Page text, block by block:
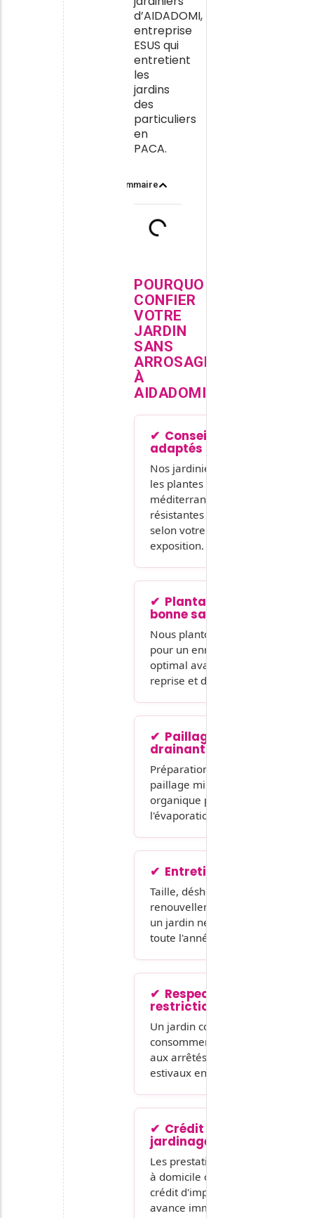
d’AIDADOMI,
entreprise
ESUS qui
entretient
les
jardins
des
particuliers
en
PACA.
Sommaire
POURQUOI
CONFIER
VOTRE
JARDIN
SANS
ARROSAGE
À
AIDADOMI
Conseil en végétaux
adaptés
Nos jardiniers sélectionnent
les plantes
méditerranéennes
résistantes à la sécheresse
selon votre sol et votre
exposition.
Plantation à la
bonne saison
Nous plantons à l'automne
pour un enracinement
optimal avant l'été, gage de
reprise et d'autonomie.
Paillage et sol
drainant
Préparation du sol et
paillage minéral ou
organique pour limiter
l'évaporation et l'entretien.
Entretien saisonnier
Taille, désherbage,
renouvellement du paillage :
un jardin net et florifère
toute l'année, sans corvée.
Respect des
restrictions d'eau
Un jardin conçu pour
consommer peu, conforme
aux arrêtés préfectoraux
estivaux en PACA.
Crédit d'impôt
jardinage 50 %
Les prestations de jardinage
à domicile ouvrent droit au
crédit d'impôt de 50 %, avec
avance immédiate.